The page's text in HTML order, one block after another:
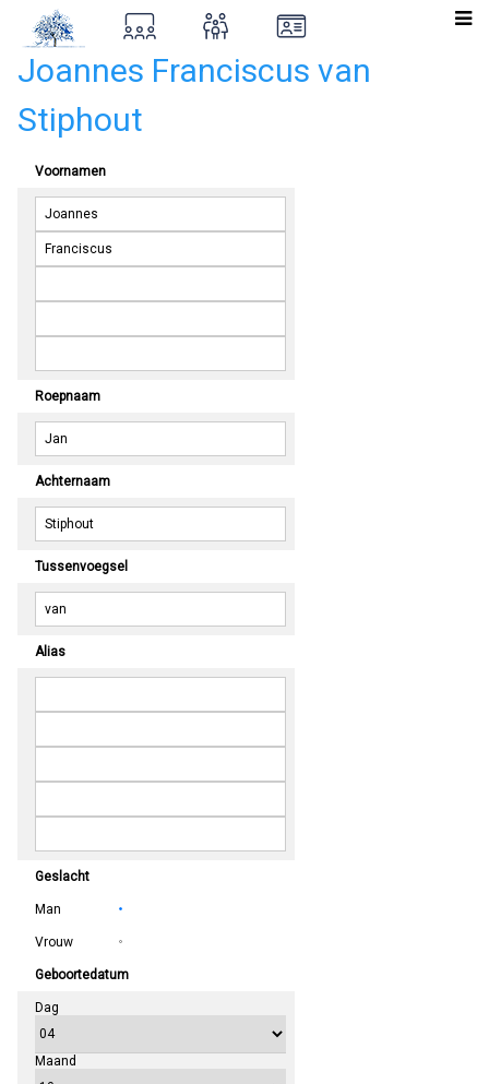
Joannes Franciscus van
Stiphout
Voornamen
Roepnaam
Achternaam
Tussenvoegsel
Alias
Geslacht
Man
Vrouw
Geboortedatum
Dag
Maand